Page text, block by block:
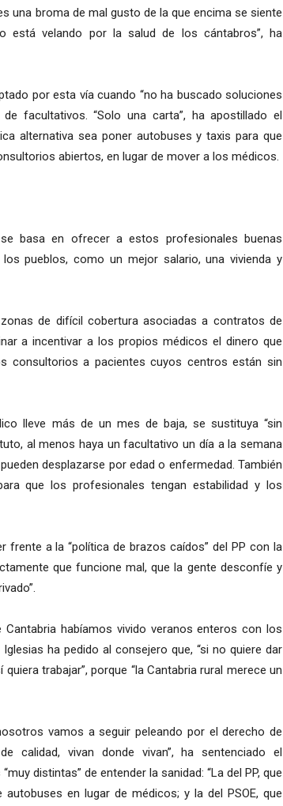
una broma de mal gusto de la que encima se siente
está velando por la salud de los cántabros”, ha
por esta vía cuando “no ha buscado soluciones
facultativos. “Solo una carta”, ha apostillado el
alternativa sea poner autobuses y taxis para que
abiertos, en lugar de mover a los médicos.
basa en ofrecer a estos profesionales buenas
pueblos, como un mejor salario, una vivienda y
de difícil cobertura asociadas a contratos de
a incentivar a los propios médicos el dinero que
consultorios a pacientes cuyos centros están sin
lleve más de un mes de baja, se sustituya “sin
al menos haya un facultativo un día a la semana
desplazarse por edad o enfermedad. También
que los profesionales tengan estabilidad y los
a la “política de brazos caídos” del PP con la
que funcione mal, que la gente desconfíe y
habíamos vivido veranos enteros con los
ha pedido al consejero que, “si no quiere dar
trabajar”, porque “la Cantabria rural merece un
vamos a seguir peleando por el derecho de
calidad, vivan donde vivan”, ha sentenciado el
distintas” de entender la sanidad: “La del PP, que
en lugar de médicos; y la del PSOE, que